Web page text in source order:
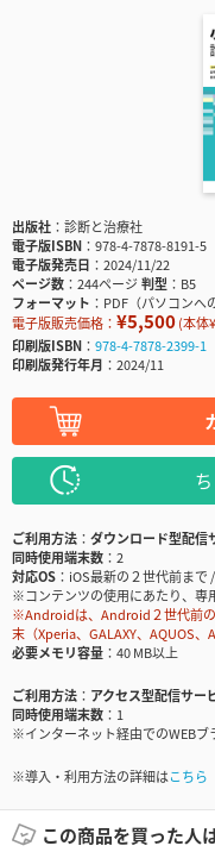
出版社
診断と治療社
電子版ISBN
978-4-7878-8191-5
電子版発売日
2024/11/22
ページ数
244ページ判型
B5
フォーマット
PDF（パソコンへ
電子版販売価格： ¥5,500(本体
印刷版ISBN
978-4-7878-2399-1
印刷版発行年月
2024/11
ご利用方法
ダウンロード型配信
同時使用端末数
2
対応OS
iOS最新の２世代前ま
※コンテンツの使用にあたり、専
※Androidは、Android２世代前の
末（Xperia、GALAXY、AQUOS
必要メモリ容量
40 MB以上
ご利用方法
アクセス型配信サー
同時使用端末数
1
※インターネット経由でのWEBブ
※導入・利用方法の詳細はこちら
この商品を買った人